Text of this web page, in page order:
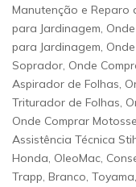
Manutenção e Reparo
para Jardinagem,
para Jardinagem,
Soprador, Onde
Aspirador de Folhas,
Triturador de Folhas,
Onde Comprar
Assistência Técnica
Honda, OleoMac,
Trapp, Branco,